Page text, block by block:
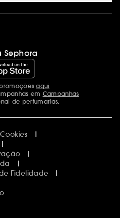
Sephora
promoçõesaqui
em Campanhas
de perfumarias.
Fidelidade